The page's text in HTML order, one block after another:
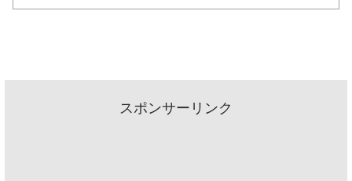
スポンサーリンク